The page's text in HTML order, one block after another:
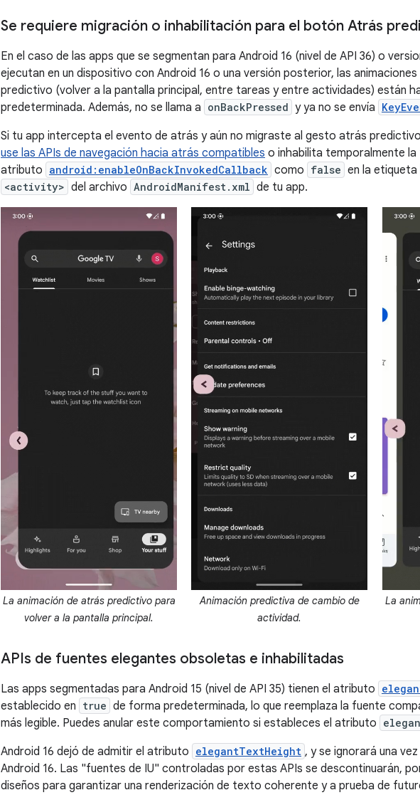
Se requiere migración o inhabilitación para el botón Atrás
En el caso de las apps que se segmentan para Android 16 (nivel de API 36) o
ejecutan en un dispositivo con Android 16 o una versión posterior, las
predictivo (volver a la pantalla principal, entre tareas y entre actividades) están
predeterminada. Además, no se llama a onBackPressed y ya no se envía
Si tu app intercepta el evento de atrás y aún no migraste al gesto atrás
use las APIs de navegación hacia atrás compatibles o inhabilita temporalmente
atributo android:enableOnBackInvokedCallback como false en la etiqueta
<activity> del archivo AndroidManifest.xml de tu app.
La animación de atrás predictivo para
volver a la pantalla principal.
Animación predictiva de cambio de
actividad.
La
APIs de fuentes elegantes obsoletas e inhabilitadas
Las apps segmentadas para Android 15 (nivel de API 35) tienen el atributo
establecido en true de forma predeterminada, lo que reemplaza la fuente
más legible. Puedes anular este comportamiento si estableces el atributo
Android 16 dejó de admitir el atributo elegantTextHeight , y se ignorará una
Android 16. Las "fuentes de IU" controladas por estas APIs se descontinuarán,
diseños para garantizar una renderización de texto coherente y a prueba de